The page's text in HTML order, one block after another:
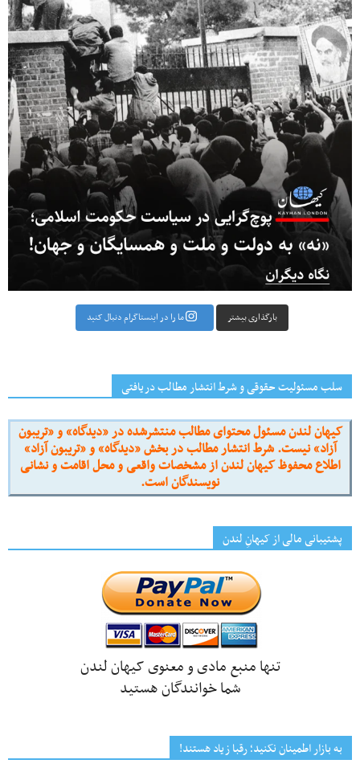
بارگذاری بیشتر ما را در اینستاگرام دنبال کنید
سلب مسئولیت حقوقی و شرط انتشار مطالب دریافتی
کیهان لندن مسئول محتوای مطالب منتشرشده در «دیدگاه» و «تریبون
آزاد» نیست. شرط انتشار مطالب در بخش «دیدگاه» و «تریبون آزاد»
اطلاع محفوظ کیهان لندن از مشخصات واقعی و محل اقامت و نشانی
نویسندگان است.
پشتیبانی مالی از کیهانِ لندن
تنها منبع مادی و معنوی کیهان لندن
شما خوانندگان هستید
به بازار اطمینان نکنید؛ رقبا زیاد هستند!